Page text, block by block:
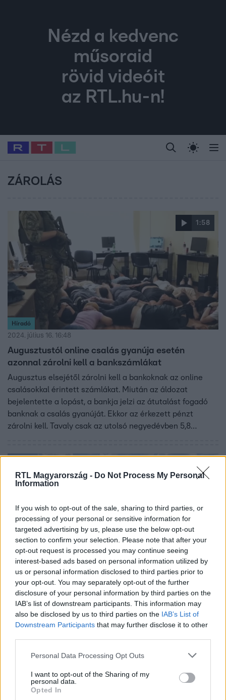
RTL Magyarország - Do Not Process My Personal
Information
If you wish to opt-out of the sale, sharing to third parties, or
processing of your personal or sensitive information for
targeted advertising by us, please use the below opt-out
section to confirm your selection. Please note that after your
opt-out request is processed you may continue seeing
interest-based ads based on personal information utilized by
us or personal information disclosed to third parties prior to
your opt-out. You may separately opt-out of the further
disclosure of your personal information by third parties on the
IAB’s list of downstream participants. This information may
also be disclosed by us to third parties on the IAB’s List of
Downstream Participants that may further disclose it to other
Please note that this website/app uses one or more Google
not limited to your visit or usage behaviour. You may click to
grant or deny consent to Google and its third-party tags to
use your data for below specified purposes in below Google
Personal Data Processing Opt Outs
I want to opt-out of the Sharing of my
personal data.
Opted In
Nézd a kedvenc
műsoraid
rövid videóit
az RTL.hu-n!
Legfrissebb RTL Híradó Randi Celeb vagyok,
Sebestyén Balázs Babits Marcella
ZÁROLÁS
1:58
Híradó
2024. július 16. 16:48
Augusztustól online csalás gyanúja esetén
azonnal zárolni kell a bankszámlákat
Augusztus elsejétől zárolni kell a bankoknak az online
csalásokkal érintett számlákat. Miután az áldozat
bejelentette a lopást, a bankja jelzi az átutalást fogadó
banknak a csalás gyanúját. Ekkor az érkezett pénzt
zárolni kell. Tavaly csak az utolsó negyedévben 5,8
2024. július 12. 10:39
A kormány zárolta a fővárosi fejlesztésekre szánt
keret 99,93 százalékát
2 268 200 000 forintból 1 millió 400 ezret hagytak meg.